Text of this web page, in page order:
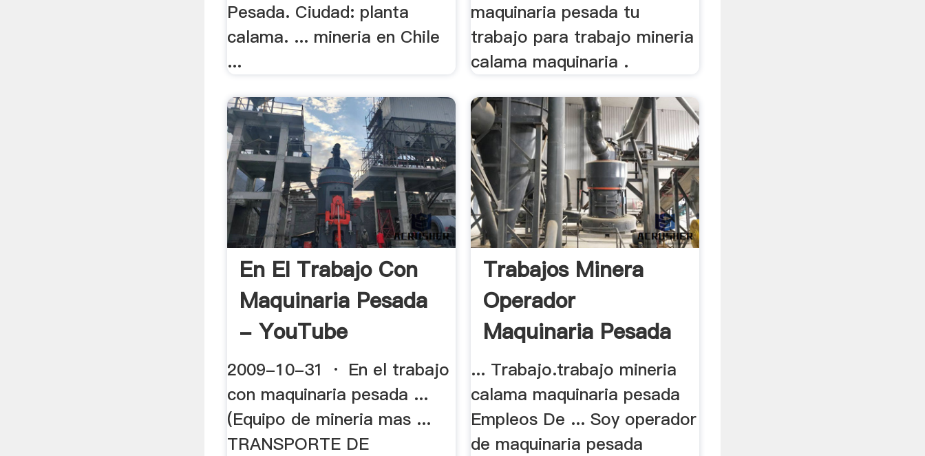
Pesada. Ciudad: planta
calama. ... mineria en Chile
...
maquinaria pesada tu
trabajo para trabajo mineria
calama maquinaria .
En El Trabajo Con
Maquinaria Pesada
- YouTube
2009-10-31 · En el trabajo
con maquinaria pesada ...
(Equipo de mineria mas ...
TRANSPORTE DE
Trabajos Minera
Operador
Maquinaria Pesada
- .
... Trabajo.trabajo mineria
calama maquinaria pesada
Empleos De ... Soy operador
de maquinaria pesada